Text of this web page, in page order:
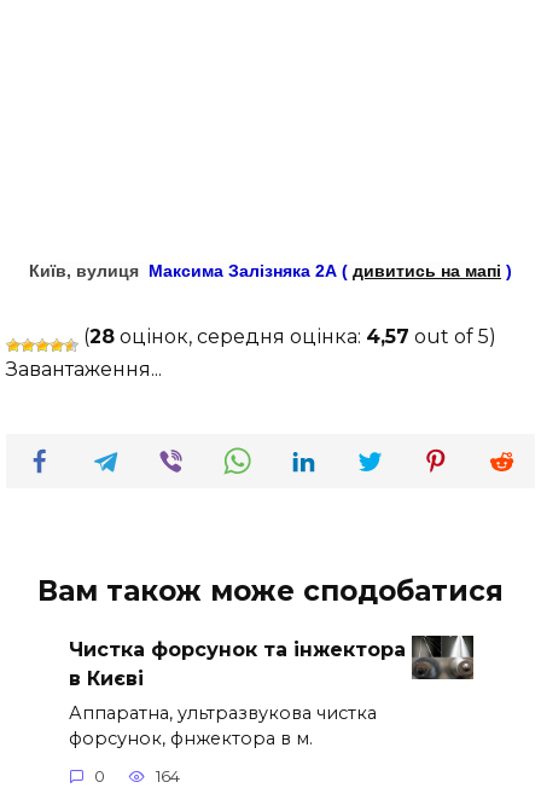
Київ, вулиця Максима Залізняка 2А ( дивитись на мапі )
(28 оцінок, середня оцінка: 4,57 out of 5)
Завантаження...
Вам також може сподобатися
Чистка форсунок та інжектора
в Києві
Аппаратна, ультразвукова чистка
форсунок, фнжектора в м.
0 164